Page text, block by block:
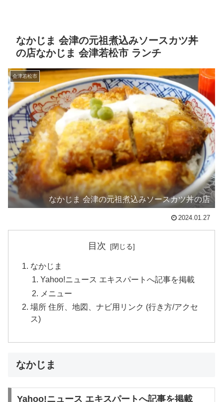
なかじま 会津の元祖煮込みソースカツ丼
の店なかじま 会津若松市 ランチ
会津若松市
なかじま 会津の元祖煮込みソースカツ丼の店
2024.01.27
目次
なかじま
Yahoo!ニュース エキスパートへ記事を掲載
メニュー
場所 住所、地図、ナビ用リンク (行き方/アクセ
ス)
なかじま
Yahoo!ニュース エキスパートへ記事を掲載